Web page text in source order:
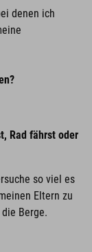
denen ich
Rad fährst oder
so viel es
Eltern zu
Berge.